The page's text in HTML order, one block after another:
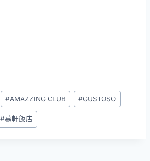
#AMAZZING CLUB #GUSTOSO
#慕軒飯店